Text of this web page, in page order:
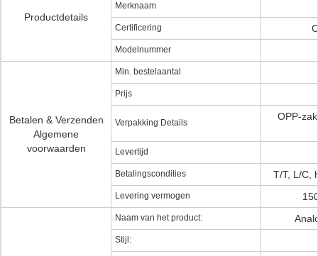
Productdetails
Merknaam
Certificering
Modelnummer
Betalen & Verzenden
Algemene
voorwaarden
Min. bestelaantal
Prijs
Verpakking Details
OPP-
Levertijd
Betalingscondities T/T, L/C,
Levering vermogen
Naam van het product:
Stijl: